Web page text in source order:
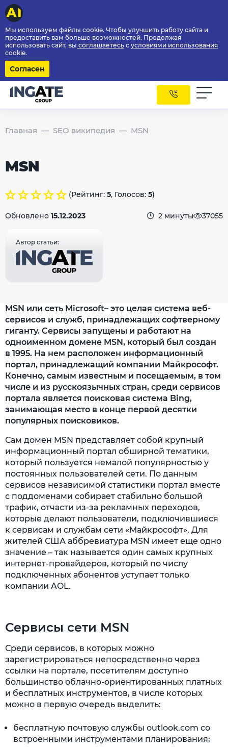
Мы используем файлы cookie. Чтобы улучшить работу сайта и
предоставить вам больше возможностей. Продолжая
использовать сайт, вы соглашаетесь с условиями использования
cookie.
Согласен
Главная SEO википедия MSN
MSN
(Рейтинг: 5, Голосов: 5)
Обновлено 15.12.2023 2 минуты 37055
Автор статьи:
MSN или сеть Microsoft– это целая система веб-
сервисов и служб, принадлежащих софтверному
гиганту. Сервисы запущены и работают на
одноименном домене MSN, который был создан
в 1995. На нем расположен информационный
портал, принадлежащий компании Майкрософт.
Конечно, самым известным и посещаемым, в том
числе и из русскоязычных стран, среди сервисов
портала является поисковая система Bing,
занимающая место в конце первой десятки
популярных поисковиков.
Сам домен MSN представляет собой крупный
информационный портал обширной тематики,
который пользуется немалой популярностью у
постоянных пользователей сети. По данным
сервисов независимой статистики портал вместе
с поддоменами собирает стабильно большой
трафик, отчасти из-за рекламных переходов,
которые делают пользователи, подключившиеся
к сервисам и службам сети «Майкрософт». Для
жителей США аббревиатура MSN имеет еще одно
значение – так называется один самых крупных
интернет-провайдеров, который по числу
подключенных абонентов уступает только
компании AOL.
Сервисы сети MSN
Среди сервисов, в которых можно
зарегистрироваться непосредственно через
ссылки на портале, посетителям доступно
большинство облачно-ориентированных платных
и бесплатных инструментов, в числе которых
можно в первую очередь выделить:
бесплатную почтовую службы outlook.com со
встроенными инструментами планирования;